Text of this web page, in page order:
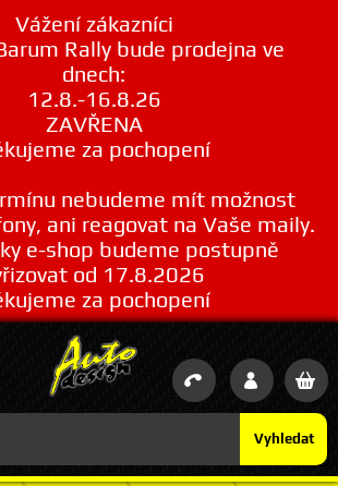
Vážení zákazníci
Rally bude prodejna ve
dnech:
12.8.-16.8.26
ZAVŘENA
za pochopení
nebudeme mít možnost
ani reagovat na Vaše maily.
e-shop budeme postupně
od 17.8.2026
za pochopení
Vyhledat